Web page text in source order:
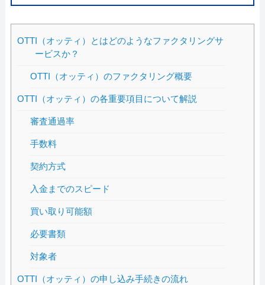
OTTI（オッティ）とはどのようなファクタリングサ
ービスか？
OTTI（オッティ）のファクタリング概要
OTTI（オッティ）の各重要項目について解説
審査通過率
手数料
契約方式
入金までのスピード
買い取り可能額
必要書類
対象者
OTTI（オッティ）の申し込み手続きの流れ